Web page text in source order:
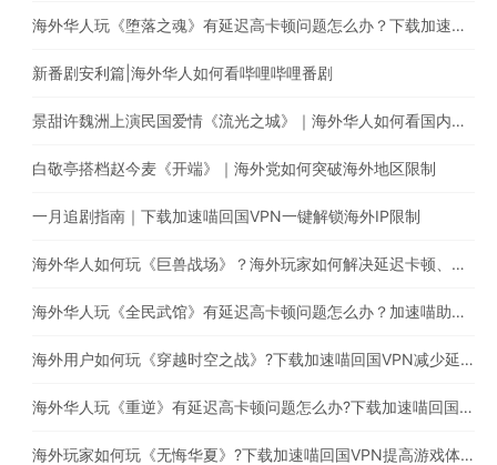
海外华人玩《堕落之魂》有延迟高卡顿问题怎么办？下载加速喵一键穿梭回国
新番剧安利篇|海外华人如何看哔哩哔哩番剧
景甜许魏洲上演民国爱情《流光之城》｜海外华人如何看国内电视剧
白敬亭搭档赵今麦《开端》｜海外党如何突破海外地区限制
一月追剧指南｜下载加速喵回国VPN一键解锁海外IP限制
海外华人如何玩《巨兽战场》？海外玩家如何解决延迟卡顿、丢包等问题
海外华人玩《全民武馆》有延迟高卡顿问题怎么办？加速喵助你一键穿梭回国
海外用户如何玩《穿越时空之战》?下载加速喵回国VPN减少延迟卡顿问题
海外华人玩《重逆》有延迟高卡顿问题怎么办?下载加速喵回国VPN提高游戏体验
海外玩家如何玩《无悔华夏》?下载加速喵回国VPN提高游戏体验